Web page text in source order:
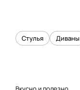
Стулья Диваны